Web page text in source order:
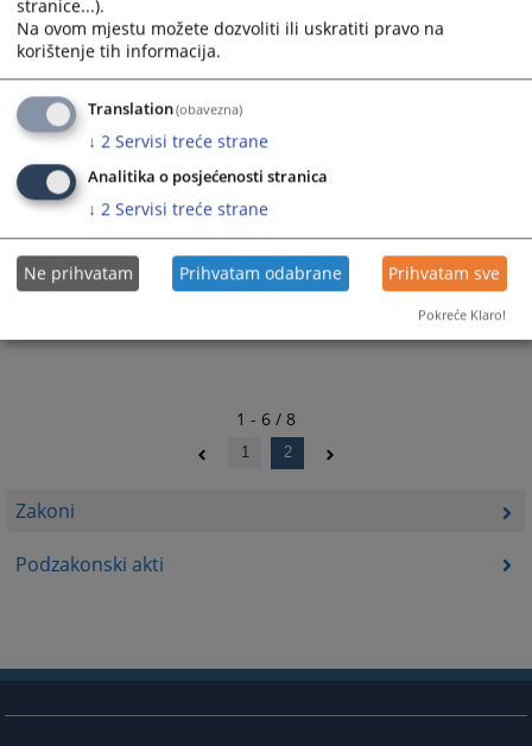
Zakoni
Podzakonski akti
the
keyboard
shortcuts
for
dates.
the
shortcuts
Zakon o izvršenju krivičnih sankcija u
FBiH
Zakon o upravnom postupku Federacije
BiH
1 - 6 / 8
1 2
stranice...).
Na ovom mjestu možete dozvoliti ili uskratiti pravo na
korištenje tih informacija.
Translation(obavezna)
↓ 2 Servisi treće strane
Analitika o posjećenosti stranica
↓ 2 Servisi treće strane
Ne prihvatam Prihvatam odabrane Prihvatam sve
Pokreće Klaro!